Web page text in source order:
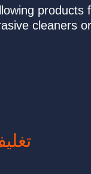
leadright offers
recommend
من نحن
الخدمات
السيارة